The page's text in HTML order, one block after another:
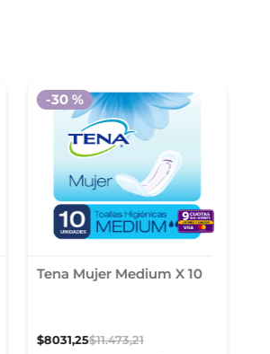
Tena Mujer Medium X 10
$8031,25$11.473,21
-30 %